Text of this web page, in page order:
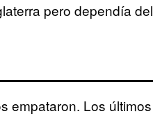
pero dependía del
empataron. Los últimos